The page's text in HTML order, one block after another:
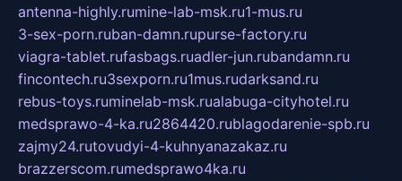
antenna-highly.rumine-lab-msk.ru1-mus.ru
3-sex-porn.ruban-damn.rupurse-factory.ru
viagra-tablet.rufasbags.ruadler-jun.rubandamn.ru
fincontech.ru3sexporn.ru1mus.rudarksand.ru
rebus-toys.ruminelab-msk.rualabuga-cityhotel.ru
medsprawo-4-ka.ru2864420.rublagodarenie-spb.ru
zajmy24.rutovudyi-4-kuhnyanazakaz.ru
brazzerscom.rumedsprawo4ka.ru